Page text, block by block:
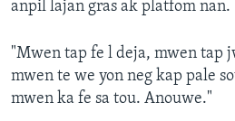
anpil lajan gras ak platfom nan.
"Mwen tap fe l deja, mwen tap
mwen te we yon neg kap pale
mwen ka fe sa tou. Anouwe."